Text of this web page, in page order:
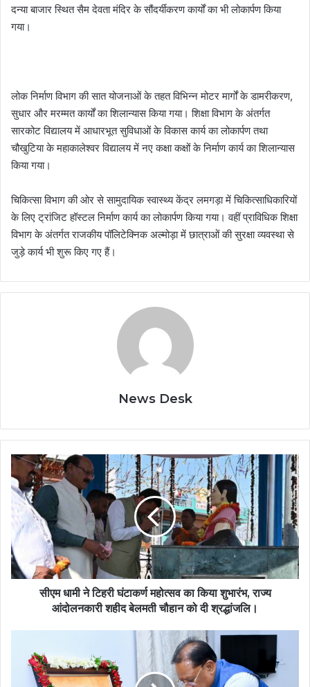
दन्या बाजार स्थित सैम देवता मंदिर के सौंदर्यीकरण कार्यों का भी लोकार्पण किया
गया।
लोक निर्माण विभाग की सात योजनाओं के तहत विभिन्न मोटर मार्गों के डामरीकरण,
सुधार और मरम्मत कार्यों का शिलान्यास किया गया। शिक्षा विभाग के अंतर्गत
सारकोट विद्यालय में आधारभूत सुविधाओं के विकास कार्य का लोकार्पण तथा
चौखुटिया के महाकालेश्वर विद्यालय में नए कक्षा कक्षों के निर्माण कार्य का शिलान्यास
किया गया।
चिकित्सा विभाग की ओर से सामुदायिक स्वास्थ्य केंद्र लमगड़ा में चिकित्साधिकारियों
के लिए ट्रांजिट हॉस्टल निर्माण कार्य का लोकार्पण किया गया। वहीं प्राविधिक शिक्षा
विभाग के अंतर्गत राजकीय पॉलिटेक्निक अल्मोड़ा में छात्राओं की सुरक्षा व्यवस्था से
जुड़े कार्य भी शुरू किए गए हैं।
News Desk
सीएम
धामी
ने
टिहरी
घंटाकर्ण
महोत्सव
का
किया
शुभारंभ,
सीएम धामी ने टिहरी घंटाकर्ण महोत्सव का किया शुभारंभ, राज्य
आंदोलनकारी शहीद बेलमती चौहान को दी श्रद्धांजलि।
स्वातंत्र्यवीर
विनायक